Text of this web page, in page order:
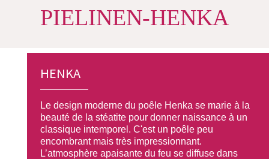
PIELINEN-HENKA
HENKA
Le design moderne du poêle Henka se marie à la
beauté de la stéatite pour donner naissance à un
classique intemporel. C'est un poêle peu
encombrant mais très impressionnant.
L’atmosphère apaisante du feu se diffuse dans